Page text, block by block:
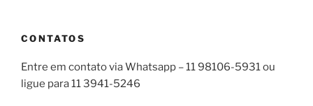
CONTATOS
Entre em contato via Whatsapp – 11 98106-5931 ou
ligue para 11 3941-5246